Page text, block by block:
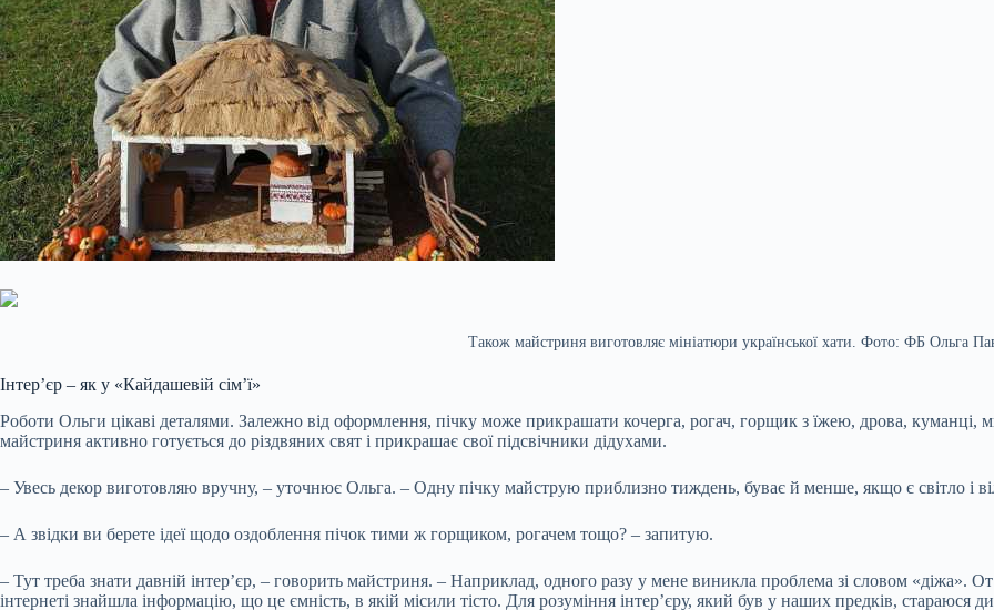
Також майстриня виготовляє мініатюри української хати. Фото: ФБ Ольга
Інтер’єр – як у «Кайдашевій сім’ї»
Роботи Ольги цікаві деталями. Залежно від оформлення, пічку може прикрашати кочерга, рогач, горщик з їжею, дрова, куманці,
майстриня активно готується до різдвяних свят і прикрашає свої підсвічники дідухами.
– Увесь декор виготовляю вручну, – уточнює Ольга. – Одну пічку майструю приблизно тиждень, буває й менше, якщо є світло і
– А звідки ви берете ідеї щодо оздоблення пічок тими ж горщиком, рогачем тощо? – запитую.
– Тут треба знати давній інтер’єр, – говорить майстриня. – Наприклад, одного разу у мене виникла проблема зі словом «діжа».
інтернеті знайшла інформацію, що це ємність, в якій місили тісто. Для розуміння інтер’єру, який був у наших предків, стараюся